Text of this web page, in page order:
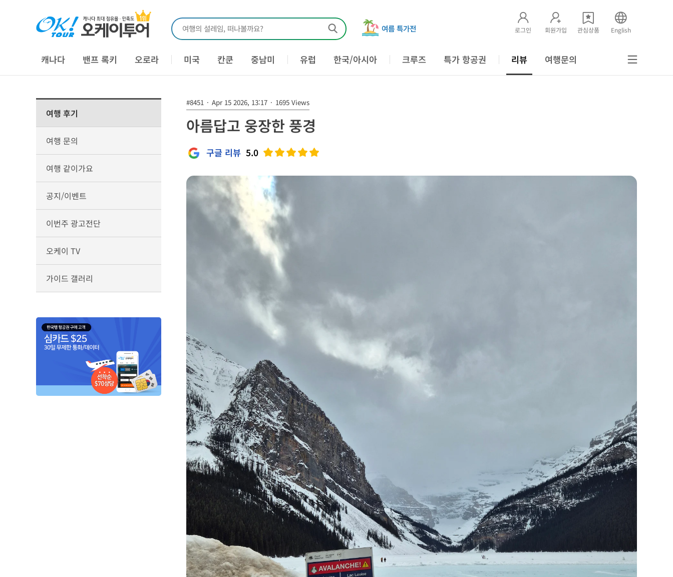
여행의 설레임, 떠나볼까요? 여름 특가전 로그인 회원가입 관심상품 English
캐나다 밴프 록키 오로라 미국 칸쿤 중남미 유럽 한국/아시아 크루즈 특가 항공권 리뷰 여행문의
여행 후기
여행 문의
여행 같이가요
공지/이벤트
이번주 광고전단
오케이 TV
가이드 갤러리
#8451 · Apr 15 2026, 13:17 · 1695 Views
아름답고 웅장한 풍경
구글 리뷰 5.0